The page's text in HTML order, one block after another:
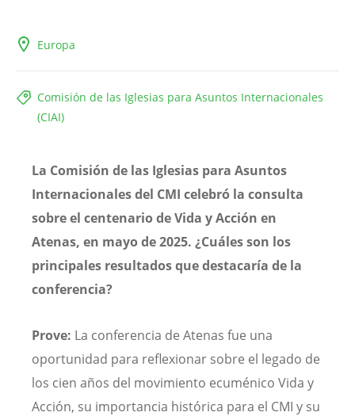
Europa
Comisión de las Iglesias para Asuntos Internacionales
(CIAI)
La Comisión de las Iglesias para Asuntos
Internacionales del CMI celebró la consulta
sobre el centenario de Vida y Acción en
Atenas, en mayo de 2025. ¿Cuáles son los
principales resultados que destacaría de la
conferencia?
Prove: La conferencia de Atenas fue una
oportunidad para reflexionar sobre el legado de
los cien años del movimiento ecuménico Vida y
Acción, su importancia histórica para el CMI y su